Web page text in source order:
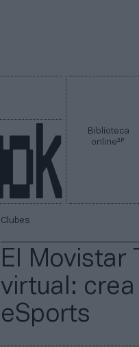
Biblioteca
online2P
Clubes
El Movistar
virtual:
eSports